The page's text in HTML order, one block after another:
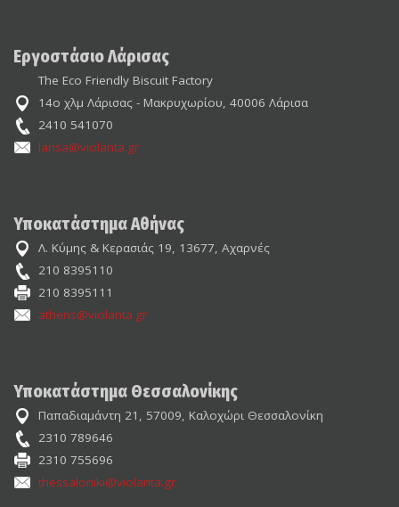
Εργοστάσιο Λάρισας
The Eco Friendly Biscuit Factory
14ο χλμ Λάρισας - Μακρυχωρίου, 40006 Λάρισα
2410 541070
larisa@violanta.gr
Υποκατάστημα Αθήνας
Λ. Κύμης & Κερασιάς 19, 13677, Αχαρνές
210 8395110
210 8395111
athens@violanta.gr
Υποκατάστημα Θεσσαλονίκης
Παπαδιαμάντη 21, 57009, Καλοχώρι Θεσσαλονίκη
2310 789646
2310 755696
thessaloniki@violanta.gr